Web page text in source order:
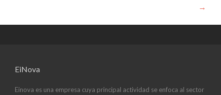
→
EiNova
Einova es una empresa cuya principal actividad se enfoca al sector